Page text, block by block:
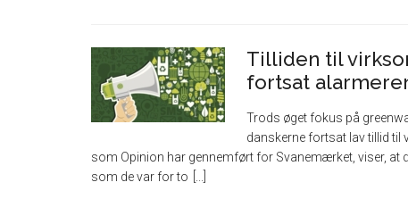
Tilliden til
fortsat
Trods øget fokus på
danskerne fortsat lav tillid til
som Opinion har gennemført for Svanemærket, viser, at
som de var for to